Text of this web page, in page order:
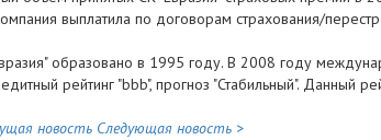
выплатила по договорам страхования/
образовано в 1995 году. В 2008 году
рейтинг "bbb", прогноз "Стабильный". Данный
новость Следующая новость >